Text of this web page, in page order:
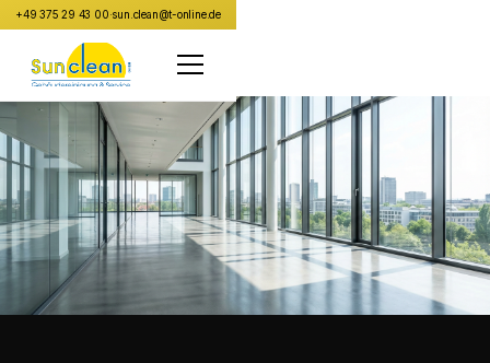
+49 375 29 43 00·sun.clean@t-online.de